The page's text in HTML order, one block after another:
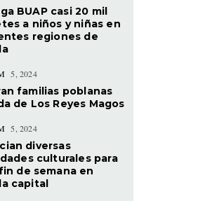
BUAP casi 20 mil
a niños y niñas en
regiones de
5, 2024
familias poblanas
de Los Reyes Magos
5, 2024
diversas
culturales para
de semana en
capital